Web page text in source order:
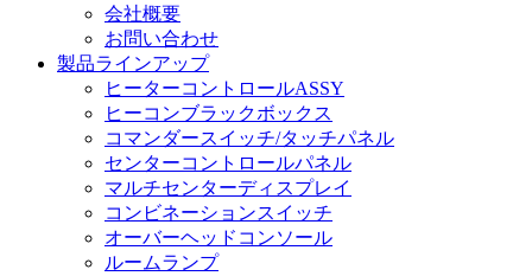
会社概要
お問い合わせ
製品ラインアップ
ヒーターコントロールASSY
ヒーコンブラックボックス
コマンダースイッチ/タッチパネル
センターコントロールパネル
マルチセンターディスプレイ
コンビネーションスイッチ
オーバーヘッドコンソール
ルームランプ